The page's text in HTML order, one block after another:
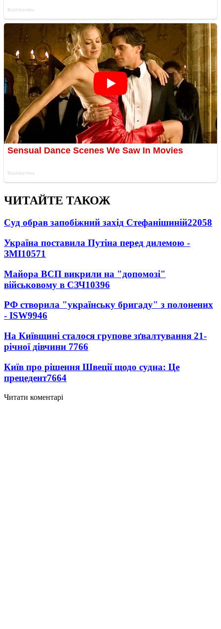
ЧИТАЙТЕ ТАКОЖ
Суд обрав запобіжний захід Стефанішиній22058
Україна поставила Путіна перед дилемою -
ЗМІ10571
Майора ВСП викрили на "допомозі"
військовому в СЗЧ10396
РФ створила "українську бригаду" з полонених
- ISW9946
На Київщині сталося групове зґвалтування 21-
річної дівчини 7766
Київ про рішення Швеції щодо судна: Це
прецедент7664
Читати коментарі